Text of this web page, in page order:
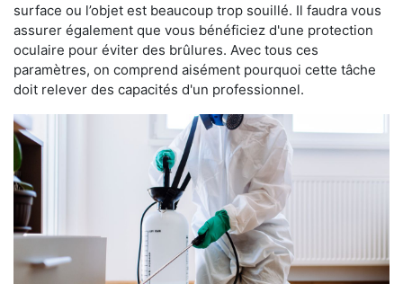
surface ou l’objet est beaucoup trop souillé. Il faudra vous
assurer également que vous bénéficiez d'une protection
oculaire pour éviter des brûlures. Avec tous ces
paramètres, on comprend aisément pourquoi cette tâche
doit relever des capacités d'un professionnel.